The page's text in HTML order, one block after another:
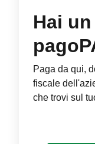
Hai
Paga da qui,
fiscale
che trovi sul